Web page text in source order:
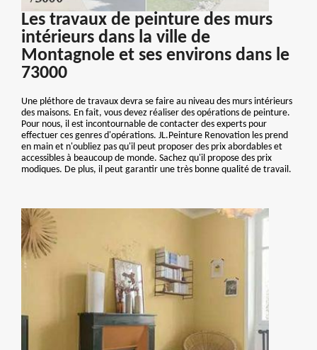
Les travaux de peinture des murs
intérieurs dans la ville de
Montagnole et ses environs dans le
73000
Une pléthore de travaux devra se faire au niveau des murs intérieurs
des maisons. En fait, vous devez réaliser des opérations de peinture.
Pour nous, il est incontournable de contacter des experts pour
effectuer ces genres d'opérations. JL.Peinture Renovation les prend
en main et n'oubliez pas qu'il peut proposer des prix abordables et
accessibles à beaucoup de monde. Sachez qu'il propose des prix
modiques. De plus, il peut garantir une très bonne qualité de travail.